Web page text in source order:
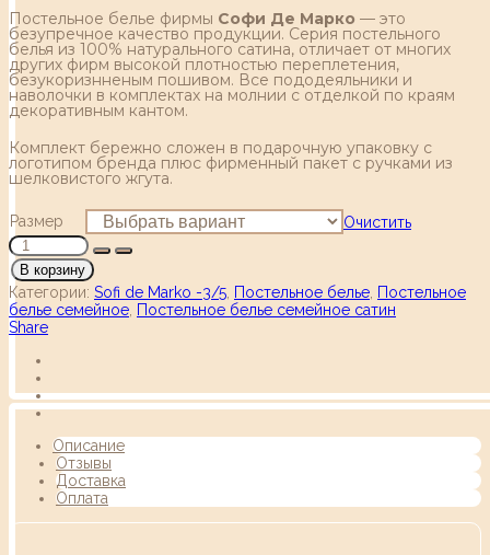
Постельное белье фирмы Софи Де Марко — это
безупречное качество продукции. Серия постельного
белья из 100% натурального сатина, отличает от многих
других фирм высокой плотностью переплетения,
безукоризнненым пошивом. Все пододеяльники и
наволочки в комплектах на молнии с отделкой по краям
декоративным кантом.
Комплект бережно сложен в подарочную упаковку с
логотипом бренда плюс фирменный пакет с ручками из
шелковистого жгута.
Размер Очистить
В корзину
Категории: Sofi de Marko -3/5 Постельное белье Постельное
белье семейное Постельное белье семейное сатин
Share
Описание
Отзывы
Доставка
Оплата